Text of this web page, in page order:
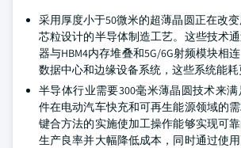
采用厚度小于50微米的超薄晶圆正在改
芯粒设计的半导体制造工艺。这些技术
器与HBM4内存堆叠和5G/6G射频模块相
数据中心和边缘设备系统，这些系统能耗
半导体行业需要300毫米薄晶圆技术来满
件在电动汽车快充和可再生能源领域的
键合方法的实施使加工操作能够实现可
生产良率并大幅降低成本，同时通过使